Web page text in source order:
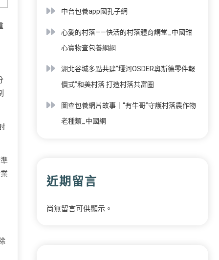
中台包養app國孔子網
心愛的村落——快活的村落體育講堂_中國甜
心寶物查包養網網
湖北谷城多點共建“堰河OSDER奧斯德零件報
價式”和美村落 打造村落共富圈
圖查包養網片故事｜“有牛哥”守護村落農作物
老種類_中國網
近期留言
尚無留言可供顯示。